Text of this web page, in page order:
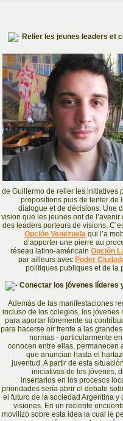
Relier les jeunes leaders et
de Guillermo de relier les initiatives
propositions puis de tenter de
dialogue et de décisions. Une
vision que les jeunes ont de
des leaders porteurs de visions.
Opción Venezuela qui l’a
d’apporter une pierre au
réseau latino-américain Opción
par ailleurs avec Poder
politiques publiques et de la
Conectar los jóvenes líderes
Además de las manifestaciones
incluso de los colegios, los
para aportar libremente su
para hacerse oír frente a las
normas - particularmente
conocen entre ellas, permanecen
que anuncian hasta el
juventud. A partir de esta
iniciativas de los jóvenes,
insertarlos en los procesos
prioridades sería abrir el debate
el futuro de la sociedad Argentina
visiones. En un reciente
movilizó sobre esta idea la cual le